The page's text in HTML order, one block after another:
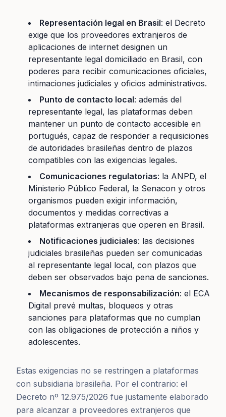
Representación legal en Brasil: el Decreto
exige que los proveedores extranjeros de
aplicaciones de internet designen un
representante legal domiciliado en Brasil, con
poderes para recibir comunicaciones oficiales,
intimaciones judiciales y oficios administrativos.
Punto de contacto local: además del
representante legal, las plataformas deben
mantener un punto de contacto accesible en
portugués, capaz de responder a requisiciones
de autoridades brasileñas dentro de plazos
compatibles con las exigencias legales.
Comunicaciones regulatorias: la ANPD, el
Ministerio Público Federal, la Senacon y otros
organismos pueden exigir información,
documentos y medidas correctivas a
plataformas extranjeras que operen en Brasil.
Notificaciones judiciales: las decisiones
judiciales brasileñas pueden ser comunicadas
al representante legal local, con plazos que
deben ser observados bajo pena de sanciones.
Mecanismos de responsabilización: el ECA
Digital prevé multas, bloqueos y otras
sanciones para plataformas que no cumplan
con las obligaciones de protección a niños y
adolescentes.
Estas exigencias no se restringen a plataformas
con subsidiaria brasileña. Por el contrario: el
Decreto nº 12.975/2026 fue justamente elaborado
para alcanzar a proveedores extranjeros que